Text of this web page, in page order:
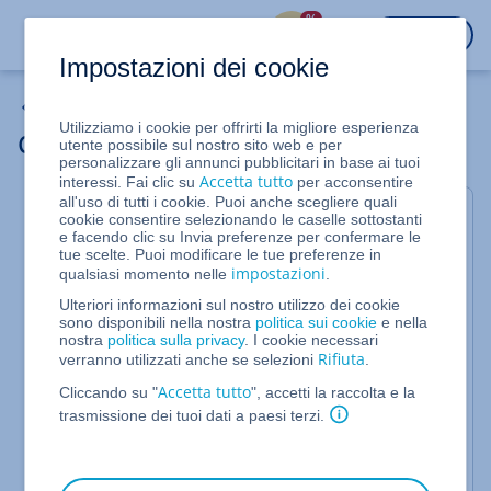
%
Configurare un indirizzo di inoltro
In questo articolo ti mostriamo come configurare un
indirizzo di inoltro su IONOS. Un indirizzo di inoltro
è un indirizzo che non possiede una casella di
posta elettronica propria, ma serve semplicemente
per inoltrare le e-mail in arrivo a un altro indirizzo
e-mail (l'indirizzo di destinazione).
Per creare un indirizzo di inoltro, procedi come
segue:
Su IONOS, apri la sezione E-maile, se possiedi
Impostazioni dei cookie
Utilizziamo i cookie per offrirti la migliore esperienza
utente possibile sul nostro sito web e per
personalizzare gli annunci pubblicitari in base ai tuoi
interessi. Fai clic suAccetta tutto per acconsentire
all'uso di tutti i cookie. Puoi anche scegliere quali
cookie consentire selezionando le caselle sottostanti
e facendo clic su Invia preferenze per confermare le
tue scelte. Puoi modificare le tue preferenze in
qualsiasi momento nelle impostazioni
Ulteriori informazioni sul nostro utilizzo dei cookie
sono disponibili nella nostra politica sui cookie e nella
nostra politica sulla privacy. I cookie necessari
verranno utilizzati anche se selezioni Rifiuta
Cliccando su "Accetta tutto", accetti la raccolta e la
trasmissione dei tuoi dati a paesi terzi.